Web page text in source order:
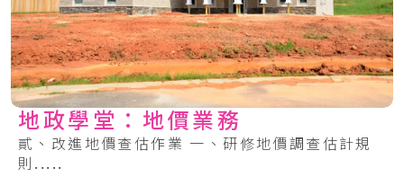
地政學堂：地價業務
貳、改進地價查估作業 一、研修地價調查估計規
則.....